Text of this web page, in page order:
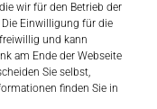
wir für den Betrieb der
Die Einwilligung für die
und kann
am Ende der Webseite
Sie selbst,
finden Sie in